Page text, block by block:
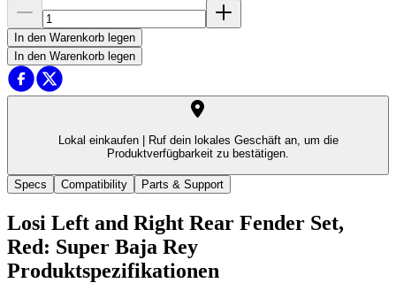
In den Warenkorb legen
In den Warenkorb legen
Lokal einkaufen |
Ruf dein lokales Geschäft an, um die
Produktverfügbarkeit zu bestätigen.
Specs Compatibility Parts & Support
Losi Left and Right Rear Fender Set,
Red: Super Baja Rey
Produktspezifikationen